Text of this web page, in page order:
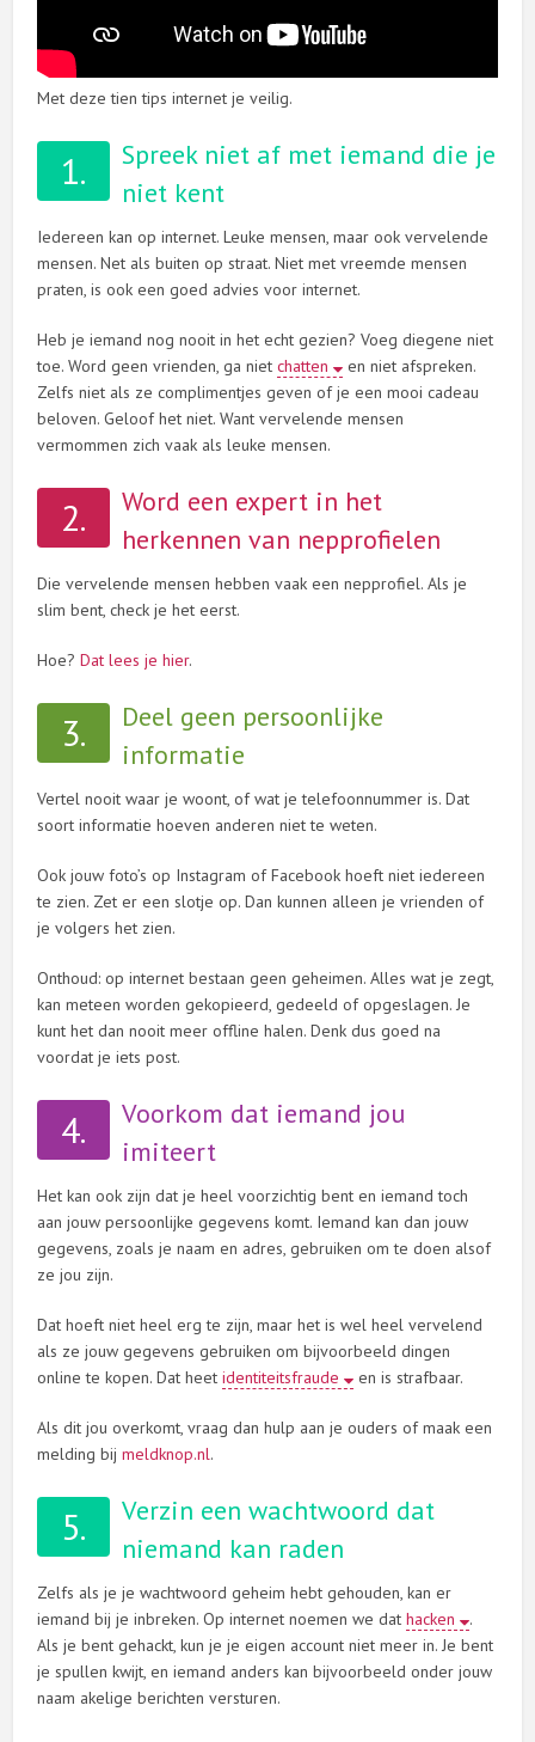
Met deze tien tips internet je veilig.
1.
Spreek niet af met iemand die je
niet kent
Iedereen kan op internet. Leuke mensen, maar ook vervelende
mensen. Net als buiten op straat. Niet met vreemde mensen
praten, is ook een goed advies voor internet.
Heb je iemand nog nooit in het echt gezien? Voeg diegene niet
toe. Word geen vrienden, ga nietchatten
en niet afspreken.
Zelfs niet als ze complimentjes geven of je een mooi cadeau
beloven. Geloof het niet. Want vervelende mensen
vermommen zich vaak als leuke mensen.
2.
Word een expert in het
herkennen van nepprofielen
Die vervelende mensen hebben vaak een nepprofiel. Als je
slim bent, check je het eerst.
Hoe?Dat lees je hier.
3.
Deel geen persoonlijke
informatie
Vertel nooit waar je woont, of wat je telefoonnummer is. Dat
soort informatie hoeven anderen niet te weten.
Ook jouw foto’s op Instagram of Facebook hoeft niet iedereen
te zien. Zet er een slotje op. Dan kunnen alleen je vrienden of
je volgers het zien.
Onthoud: op internet bestaan geen geheimen. Alles wat je zegt,
kan meteen worden gekopieerd, gedeeld of opgeslagen. Je
kunt het dan nooit meer offline halen. Denk dus goed na
voordat je iets post.
4.
Voorkom dat iemand jou
imiteert
Het kan ook zijn dat je heel voorzichtig bent en iemand toch
aan jouw persoonlijke gegevens komt. Iemand kan dan jouw
gegevens, zoals je naam en adres, gebruiken om te doen alsof
ze jou zijn.
Dat hoeft niet heel erg te zijn, maar het is wel heel vervelend
als ze jouw gegevens gebruiken om bijvoorbeeld dingen
online te kopen. Dat heetidentiteitsfraude en is strafbaar.
Als dit jou overkomt, vraag dan hulp aan je ouders of maak een
melding bijmeldknop.nl.
5.
Verzin een wachtwoord dat
niemand kan raden
Zelfs als je je wachtwoord geheim hebt gehouden, kan er
iemand bij je inbreken. Op internet noemen we dathacken
.
Als je bent gehackt, kun je je eigen account niet meer in. Je bent
je spullen kwijt, en iemand anders kan bijvoorbeeld onder jouw
naam akelige berichten versturen.